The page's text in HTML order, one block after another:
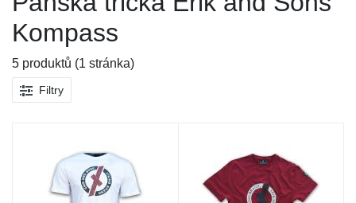
Kompass
5 produktů (1 stránka)
Filtry